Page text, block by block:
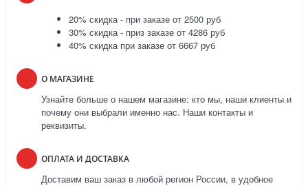
20% скидка - при заказе от 2500 руб
30% скидка - приз заказе от 4286 руб
40% скидка при заказе от 6667 руб
О МАГАЗИНЕ
Узнайте больше о нашем магазине: кто мы, наши клиенты и
почему они выбрали именно нас. Наши контакты и
реквизиты.
ОПЛАТА И ДОСТАВКА
Доставим ваш заказ в любой регион России, в удобное